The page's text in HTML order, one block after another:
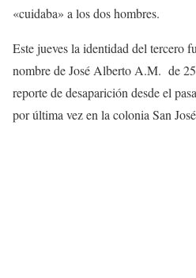
«cuidaba» a los dos hombres.
Este jueves la identidad del tercero
nombre de José Alberto A.M. de
reporte de desaparición desde el
por última vez en la colonia San